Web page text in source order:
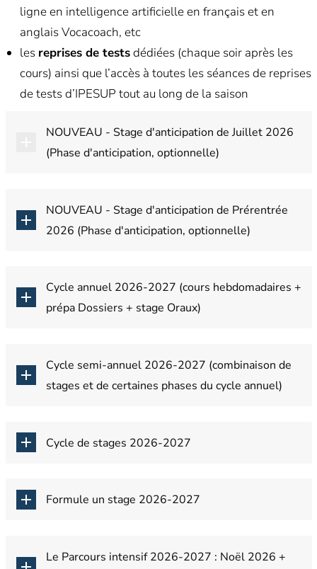
ligne en intelligence artificielle en français et en
anglais Vocacoach, etc
les reprises de testsdédiées (chaque soir après les
cours) ainsi que l’accès à toutes les séances de reprises
de tests d’IPESUP tout au long de la saison
NOUVEAU - Stage d'anticipation de Juillet 2026
(Phase d'anticipation, optionnelle)
NOUVEAU - Stage d'anticipation de Prérentrée
2026 (Phase d'anticipation, optionnelle)
Cycle annuel 2026-2027 (cours hebdomadaires +
prépa Dossiers + stage Oraux)
Cycle semi-annuel 2026-2027 (combinaison de
stages et de certaines phases du cycle annuel)
Cycle de stages 2026-2027
Formule un stage 2026-2027
Le Parcours intensif 2026-2027 : Noël 2026 +